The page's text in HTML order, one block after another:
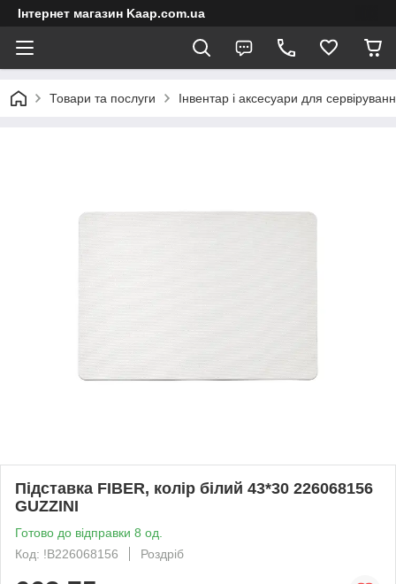
Інтернет магазин Kaap.com.ua
Товари та послуги Інвентар і аксесуари для
Підставка FIBER, колір білий 43*30 226068156
GUZZINI
Готово до відправки 8 од.
Код: !B226068156
Роздріб